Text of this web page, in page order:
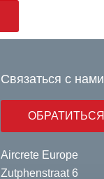
Связаться с нами
ОБРАТИТЬСЯ
Aircrete Europe
Zutphenstraat 6